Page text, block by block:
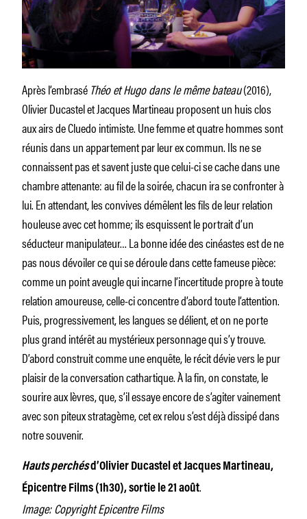
Après l’embrasé Théo et Hugo dans le même bateau(2016),
Olivier Ducastel et Jacques Martineau proposent un huis clos
aux airs de Cluedo intimiste. Une femme et quatre hommes sont
réunis dans un appartement par leur ex commun. Ils ne se
connaissent pas et savent juste que celui-ci se cache dans une
chambre attenante: au fil de la soirée, chacun ira se confronter à
lui. En attendant, les convives démêlent les fils de leur relation
houleuse avec cet homme; ils esquissent le portrait d’un
séducteur manipulateur… La bonne idée des cinéastes est de ne
pas nous dévoiler ce qui se déroule dans cette fameuse pièce:
comme un point aveugle qui incarne l’incertitude propre à toute
relation amoureuse, celle-ci concentre d’abord toute l’attention.
Puis, progressivement, les langues se délient, et on ne porte
plus grand intérêt au mystérieux personnage qui s’y trouve.
D’abord construit comme une enquête, le récit dévie vers le pur
plaisir de la conversation cathartique. À la fin, on constate, le
sourire aux lèvres, que, s’il essaye encore de s’agiter vainement
avec son piteux stratagème, cet ex relou s’est déjà dissipé dans
notre souvenir.
Hauts perchésd’Olivier Ducastel et Jacques Martineau,
Épicentre Films (1h30), sortie le 21 août.
Image: Copyright Epicentre Films